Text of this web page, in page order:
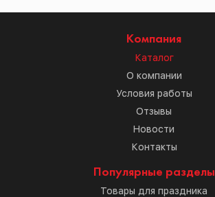
Компания
Каталог
О компании
Условия работы
Отзывы
Новости
Контакты
Популярные разделы
Товары для праздника